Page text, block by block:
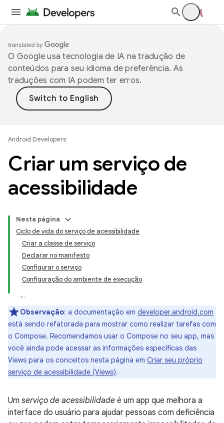
O Google usa tecnologia de IA na tradução de
conteúdos para seu idioma de preferência. As
traduções com IA podem ter erros.
Android Developers
Criar um serviço de
acessibilidade
Nesta página
Ciclo de vida do serviço de acessibilidade
Criar a classe de serviço
Declarar no manifesto
Configurar o serviço
Configuração do ambiente de execução
Observação: a documentação em developer.android.com
está sendo refatorada para mostrar como realizar tarefas com
o Compose. Recomendamos usar o Compose no seu app, mas
você ainda pode acessar as informações específicas das
Views para os conceitos nesta página em Criar seu próprio
serviço de acessibilidade (Views).
Um serviço de acessibilidade é um app que melhora a
interface do usuário para ajudar pessoas com deficiência